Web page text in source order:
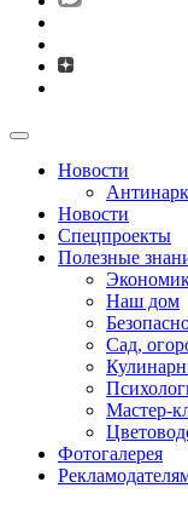
Новости
Новости
Спецпроекты
Полезные
Наш дом
Сад,
Мастер-
Фотогалерея